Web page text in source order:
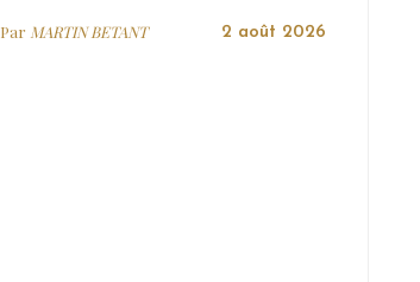
Par MARTIN BETANT 2 août 2026